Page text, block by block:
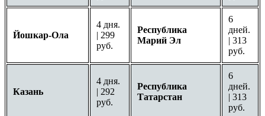
Йошкар-Ола
4 дня.
| 299
руб.
Республика
Марий Эл
6
дней.
| 313
руб.
Казань
4 дня.
| 292
руб.
Республика
Татарстан
6
дней.
| 313
руб.